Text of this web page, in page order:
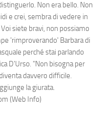
Non era bello. Non
e crei, sembra di vedere in
siete bravi, non possiamo
'rimproverando' Barbara di
perché stai parlando
D'Urso. "Non bisogna per
davvero difficile.
la giurata.
(Web Info)